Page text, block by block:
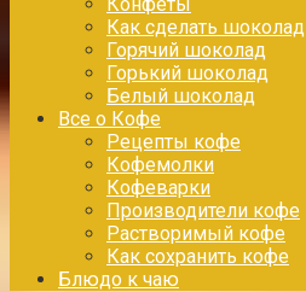
Как сделать шоколад
Горячий шоколад
Горький шоколад
Белый шоколад
Все о Кофе
Рецепты кофе
Кофемолки
Кофеварки
Производители кофе
Растворимый кофе
Как сохранить кофе
Блюдо к чаю